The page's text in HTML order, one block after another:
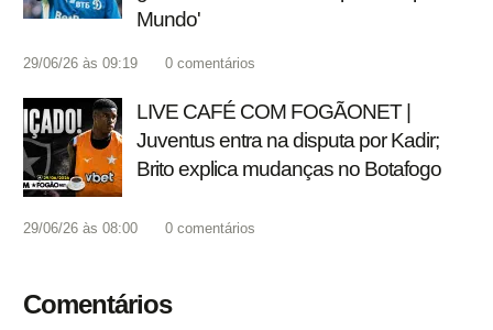
Mundo'
29/06/26 às 09:19 0 comentários
LIVE CAFÉ COM FOGÃONET |
Juventus entra na disputa por Kadir;
Brito explica mudanças no Botafogo
29/06/26 às 08:00 0 comentários
Comentários